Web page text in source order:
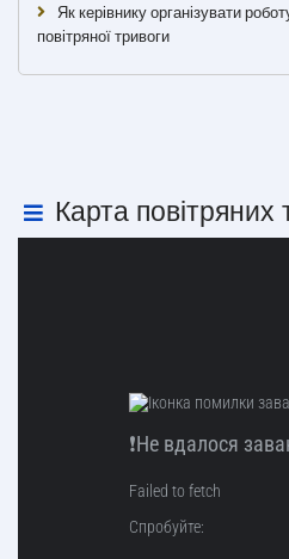
Як керівнику організувати
повітряної тривоги
Карта повітряних